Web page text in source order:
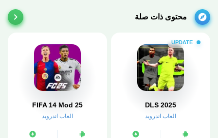
محتوى ذات صلة
UPDATE
DLS 2025
العاب اندرويد
FIFA 14 Mod 25
العاب اندرويد